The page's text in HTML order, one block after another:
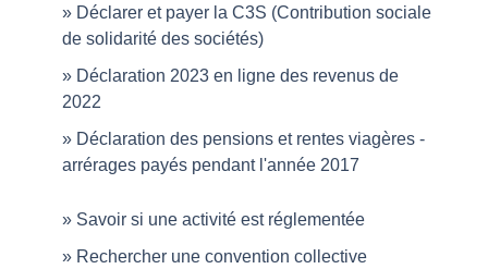
Déclarer et payer la C3S (Contribution sociale
de solidarité des sociétés)
Déclaration 2023 en ligne des revenus de
2022
Déclaration des pensions et rentes viagères -
arrérages payés pendant l'année 2017
Savoir si une activité est réglementée
Rechercher une convention collective